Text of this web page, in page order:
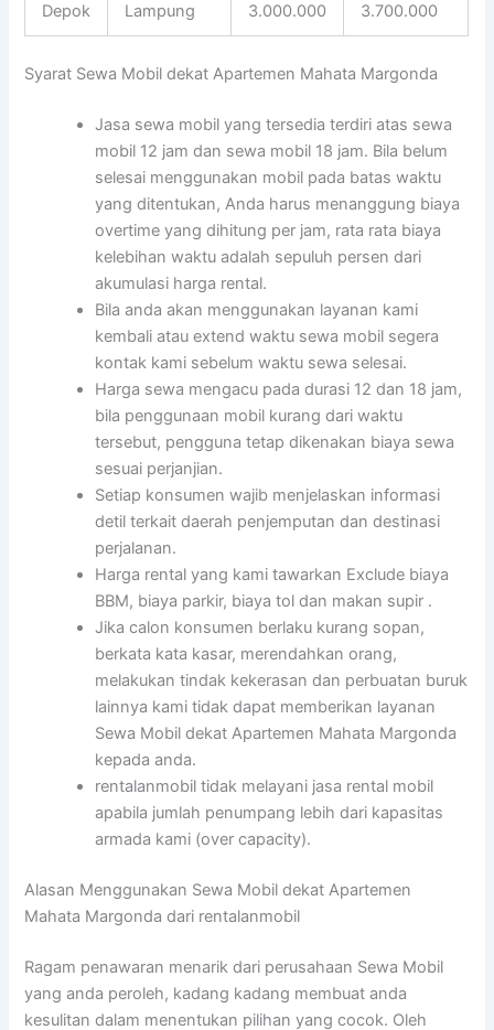
Depok Lampung 3.000.000 3.700.000
Syarat Sewa Mobil dekat Apartemen Mahata Margonda
Jasa sewa mobil yang tersedia terdiri atas sewa
mobil 12 jam dan sewa mobil 18 jam. Bila belum
selesai menggunakan mobil pada batas waktu
yang ditentukan, Anda harus menanggung biaya
overtime yang dihitung per jam, rata rata biaya
kelebihan waktu adalah sepuluh persen dari
akumulasi harga rental.
Bila anda akan menggunakan layanan kami
kembali atau extend waktu sewa mobil segera
kontak kami sebelum waktu sewa selesai.
Harga sewa mengacu pada durasi 12 dan 18 jam,
bila penggunaan mobil kurang dari waktu
tersebut, pengguna tetap dikenakan biaya sewa
sesuai perjanjian.
Setiap konsumen wajib menjelaskan informasi
detil terkait daerah penjemputan dan destinasi
perjalanan.
Harga rental yang kami tawarkan Exclude biaya
BBM, biaya parkir, biaya tol dan makan supir .
Jika calon konsumen berlaku kurang sopan,
berkata kata kasar, merendahkan orang,
melakukan tindak kekerasan dan perbuatan buruk
lainnya kami tidak dapat memberikan layanan
Sewa Mobil dekat Apartemen Mahata Margonda
kepada anda.
rentalanmobil tidak melayani jasa rental mobil
apabila jumlah penumpang lebih dari kapasitas
armada kami (over capacity).
Alasan Menggunakan Sewa Mobil dekat Apartemen
Mahata Margonda dari rentalanmobil
Ragam penawaran menarik dari perusahaan Sewa Mobil
yang anda peroleh, kadang kadang membuat anda
kesulitan dalam menentukan pilihan yang cocok. Oleh